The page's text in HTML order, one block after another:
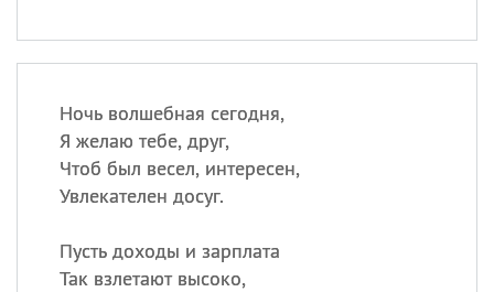
Ночь волшебная сегодня,
Я желаю тебе, друг,
Чтоб был весел, интересен,
Увлекателен досуг.
Пусть доходы и зарплата
Так взлетают высоко,